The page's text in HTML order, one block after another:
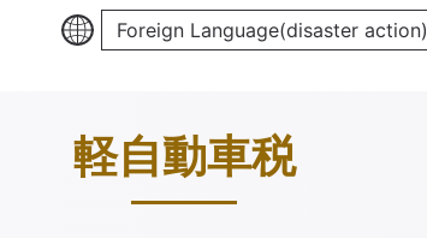
Foreign Language(disaster action)
軽自動車税